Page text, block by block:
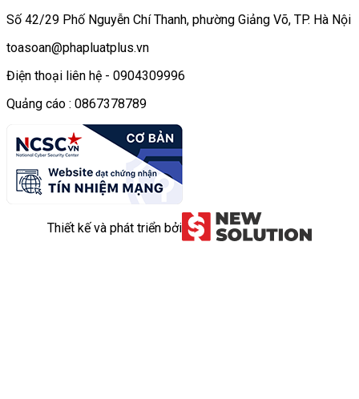
Số 42/29 Phố Nguyễn Chí Thanh, phường Giảng Võ, TP. Hà Nội
toasoan@phapluatplus.vn
Điện thoại liên hệ - 0904309996
Quảng cáo : 0867378789
Thiết kế và phát triển bởi